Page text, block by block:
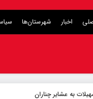
اخبار شهرستان‌ها